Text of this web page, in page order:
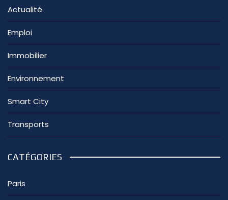
Actualité
Emploi
Immobilier
Environnement
Smart City
Transports
CATÉGORIES
Paris